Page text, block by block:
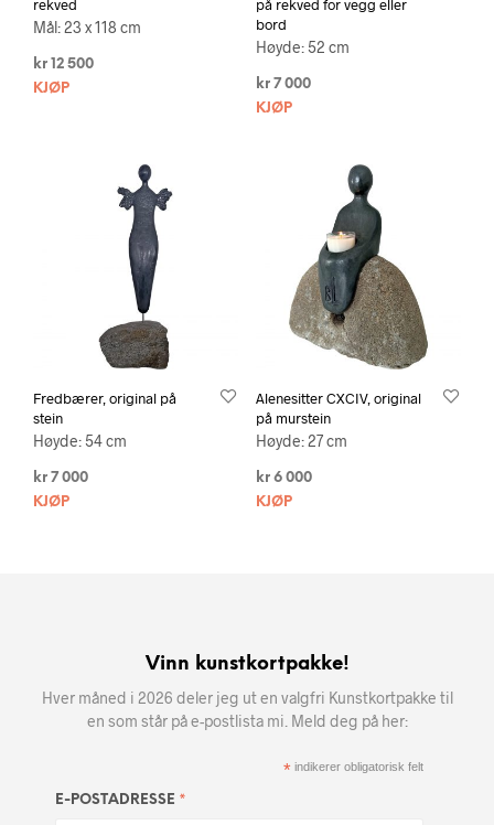
rekved
Mål: 23 x 118 cm
kr 12 500
KJØP
på rekved for vegg eller
bord
Høyde: 52 cm
kr7 000
KJØP
Fredbærer, original på
stein
Høyde: 54 cm
kr 7 000
KJØP
Alenesitter CXCIV, original
på murstein
Høyde: 27 cm
kr6 000
KJØP
Vinn kunstkortpakke!
Hver måned i 2026 deler jeg ut en valgfri Kunstkortpakke til
en som står på e-postlista mi. Meld deg på her:
* indikerer obligatorisk felt
E-POSTADRESSE *